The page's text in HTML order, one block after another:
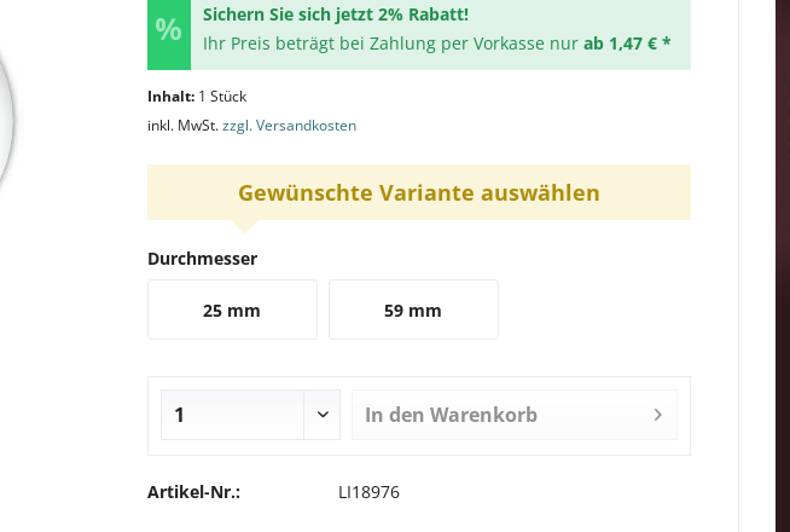
Sichern Sie sich jetzt 2% Rabatt!
Ihr Preis beträgt bei Zahlung per Vorkasse nur ab 1,47 € *
Inhalt: 1 Stück
inkl. MwSt.zzgl. Versandkosten
Gewünschte Variante auswählen
Durchmesser
25 mm 59 mm
In den Warenkorb
Artikel-Nr.: LI18976